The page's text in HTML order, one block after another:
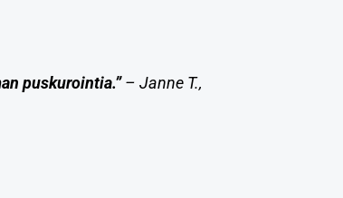
puskurointia.”–Janne T.,